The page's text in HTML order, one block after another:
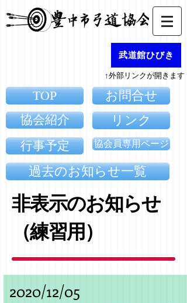
武道館ひびき
↑外部リンクが開きます
TOP
協会紹介
行事予定
お問合せ
リンク
協会員専用ページ
過去のお知らせ一覧
​非表示のお知らせ
（練習用）
​2020/12/05